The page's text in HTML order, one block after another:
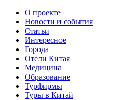
О проекте
Новости и события
Статьи
Интересное
Города
Отели Китая
Медицина
Образование
Турфирмы
Туры в Китай